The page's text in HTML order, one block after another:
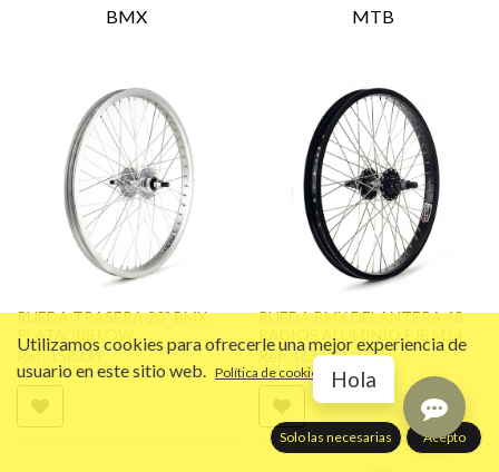
BMX MTB
RUEDA TRASERA 20" BMX
PLATA, 48H QW
Ref:15833T
RUEDA BMX DELANTERA 48
RADIOS ALUMINIO EJE M14
Ref:38350D
Utilizamos cookies para ofrecerle una mejor experiencia de
usuario en este sitio web. Política de cookies
Solo las necesarias Acepto
Hola